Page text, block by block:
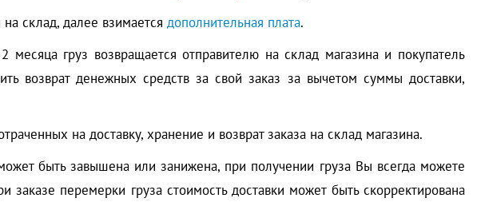
склад, далее взимается дополнительная плата.
груз возвращается отправителю на склад магазина и покупатель
возврат денежных средств за свой заказ за вычетом суммы доставки,
на доставку, хранение и возврат заказа на склад магазина.
быть завышена или занижена, при получении груза Вы всегда можете
перемерки груза стоимость доставки может быть скорректирована